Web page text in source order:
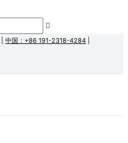
中国：+86 191-2318-4284